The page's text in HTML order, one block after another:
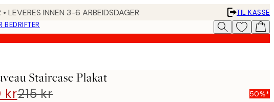
LEVERES INNEN 3-6 ARBEIDSDAGER
TIL KASSE
BEDRIFTER
Staircase Plakat
kr215 kr 50%*